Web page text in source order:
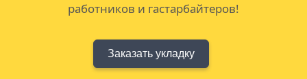
работников и гастарбайтеров!
Заказать укладку